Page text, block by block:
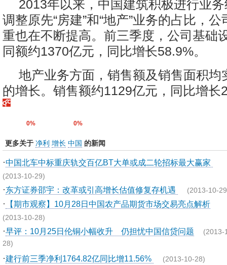
2013年以来，中国建筑积极进行业
调整原先“房建”和“地产”业务的占比，
重也在不断提高。前三季度，公司基础
同额约1370亿元，同比增长58.9%。
地产业务方面，销售额及销售面积均
的增长。销售额约1129亿元，同比增长
0% 0%
更多关于 净利 增长 中国 的新闻
·中国北车中标重庆轨交百亿BT大单或成二轮招标最大赢家
(2013-10-29)
·东方证券邵宇：改革或引高增长估值修复存机遇 (2013-10-
· 【期市观察】10月28日中国农产品期货市场交易亮点解析
(2013-10-28)
·早评：10月25日伦铜小幅收升 仍担忧中国信贷问题 (2013-
28)
·建行前三季净利1764.82亿同比增11.56% (2013-10-28)